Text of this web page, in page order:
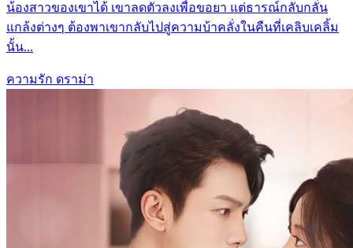
น้องสาวของเขาได้ เขาลดตัวลงเพื่อขอยา แต่ธารณ์กลับกลั่น
แกล้งต่างๆ ต้องพาเขากลับไปสู่ความบ้าคลั่งในคืนที่เคลิบเคลิ้ม
นั้น...
ความรัก ดราม่า